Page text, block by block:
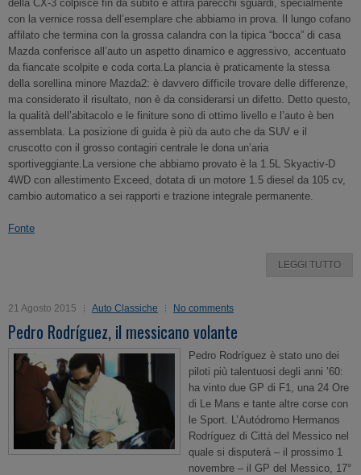
della CX-3 colpisce fin da subito e attira parecchi sguardi, specialmente
con la vernice rossa dell’esemplare che abbiamo in prova. Il lungo cofano
affilato che termina con la grossa calandra con la tipica “bocca” di casa
Mazda conferisce all’auto un aspetto dinamico e aggressivo, accentuato
da fiancate scolpite e coda corta.La plancia è praticamente la stessa
della sorellina minore Mazda2: è davvero difficile trovare delle differenze,
ma considerato il risultato, non è da considerarsi un difetto. Detto questo,
la qualità dell’abitacolo e le finiture sono di ottimo livello e l’auto è ben
assemblata. La posizione di guida è più da auto che da SUV e il
cruscotto con il grosso contagiri centrale le dona un’aria
sportiveggiante.La versione che abbiamo provato è la 1.5L Skyactiv-D
4WD con allestimento Exceed, dotata di un motore 1.5 diesel da 105 cv,
cambio automatico a sei rapporti e trazione integrale permanente.
Fonte
LEGGI TUTTO
21 Agosto 2015 Auto Classiche No comments
Pedro Rodríguez, il messicano volante
Pedro Rodríguez è stato uno dei
piloti più talentuosi degli anni ’60:
ha vinto due GP di F1, una 24 Ore
di Le Mans e tante altre corse con
le Sport. L’Autódromo Hermanos
Rodríguez di Città del Messico nel
quale si disputerà – il prossimo 1
novembre – il GP del Messico, 17°